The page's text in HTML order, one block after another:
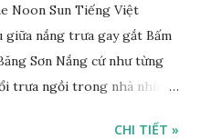
Noon Sun Tiếng Việt
nắng trưa gay gắt Bấm
Sơn Nắng cứ như từng
trưa ngồi trong nhà nhìn
CHI TIẾT »